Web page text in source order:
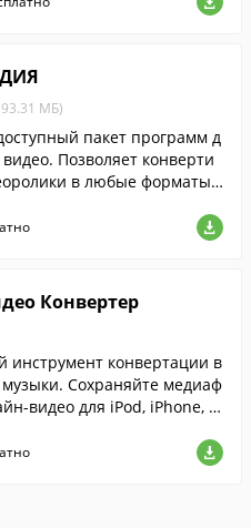
МБ)
пакет программ д
Позволяет конверти
в любые форматы,
Конвертер
конвертации в
музыки. Сохраняйте медиаф
видео для iPod, iPhone, N
платформой Android) и ...